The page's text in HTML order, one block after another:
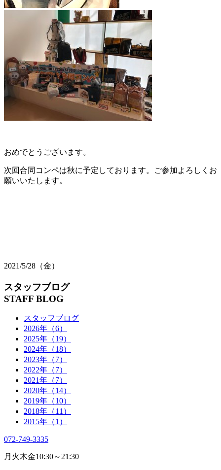
おめでとうございます。
次回合同コンペは秋に予定しております。ご参加よろしくお
願いいたします。
2021/5/28（金）
スタッフブログ
STAFF BLOG
スタッフブログ
2026年（6）
2025年（19）
2024年（18）
2023年（7）
2022年（7）
2021年（7）
2020年（14）
2019年（10）
2018年（11）
2015年（1）
072-749-3335
月火木金10:30～21:30